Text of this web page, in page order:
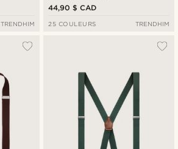
TRENDHIM
44,90 $ CAD
25 COULEURS TRENDHIM